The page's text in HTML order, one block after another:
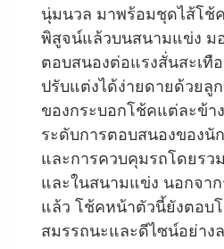
นุ่มนวล มาพร้อมชุดไส้โช้
พิสูจน์แล้วบนสนามแข่ง ม
ตอบสนองต่อแรงสั่นสะเทื
ปรับแต่งได้ง่ายดายด้วยลู
ของกระบอกโช้คแต่ละข้า
ระดับการตอบสนองของนั
และการควบคุมรถโดยรว
และในสนามแข่ง นอกจา
แล้ว โช้คหน้าตัวนี้ยังตอบ
สมรรถนะและดีไซน์อย่าง